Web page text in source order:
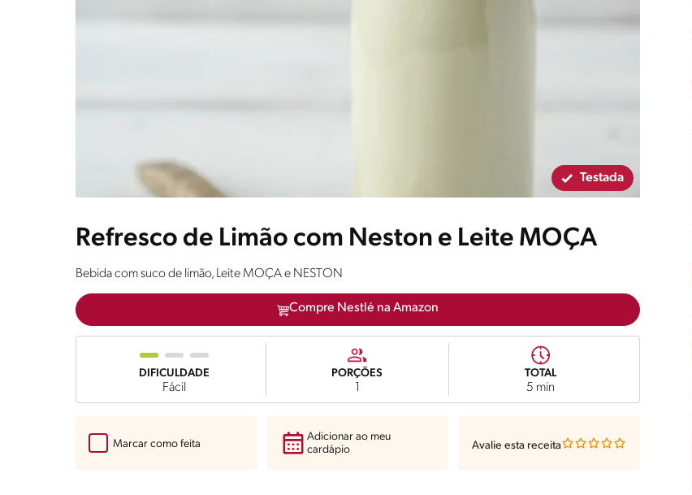
Testada
Refresco de Limão com Neston e Leite MOÇA
Bebida com suco de limão, Leite MOÇA e NESTON
Compre Nestlé na Amazon
DIFICULDADE
Fácil
PORÇÕES TOTAL
5 min
Marcar como feita
Adicionar ao meu
cardápio
Avalie esta receita